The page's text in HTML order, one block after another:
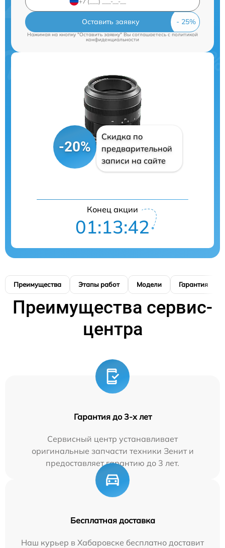
Оставить заявку
Нажимая на кнопку "Оставить заявку" Вы соглашаетесь cполитикой
конфиденциальности
-20%
Скидка по
предварительной
записи на сайте
Конец акции
01:13:41
Преимущества Этапы работ Модели Гарантия
Преимущества сервис-
центра
Гарантия до 3-х лет
Сервисный центр устанавливает
оригинальные запчасти техники Зенит и
предоставляет гарантию до 3 лет.
Бесплатная доставка
Наш курьер в Хабаровске бесплатно доставит